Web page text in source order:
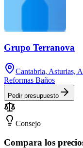
Grupo Terranova
Cantabria, Asturias,
Reformas Baños
Pedir presupuesto
Consejo
Compara los